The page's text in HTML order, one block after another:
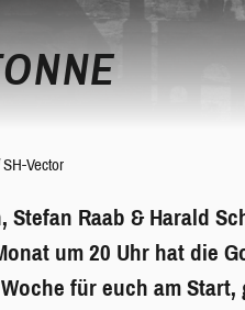
Vector
Stefan Raab & Harald
um 20 Uhr hat die
für euch am